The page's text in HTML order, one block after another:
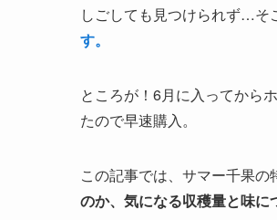
しごしても見つけられず…そ
す。
ところが！6月に入ってから
たので早速購入。
この記事では、サマー千果の
のか、気になる収穫量と味に